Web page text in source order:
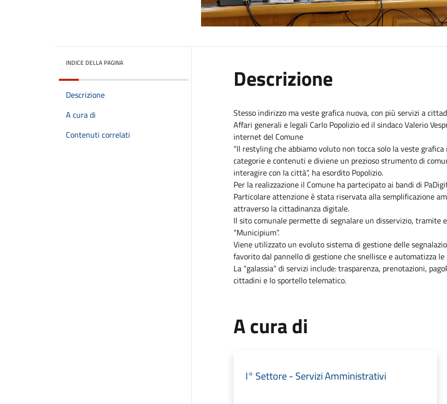
INDICE DELLA PAGINA
Descrizione
A cura di
Contenuti correlati
Descrizione
Stesso indirizzo ma veste grafica nuova, con più servizi a
Affari generali e legali Carlo Popolizio ed il sindaco Valerio
internet del Comune
“Il restyling che abbiamo voluto non tocca solo la veste
categorie e contenuti e diviene un prezioso strumento di
interagire con la città”, ha esordito Popolizio.
Per la realizzazione il Comune ha partecipato ai bandi di
Particolare attenzione è stata riservata alla semplificazione
attraverso la cittadinanza digitale.
Il sito comunale permette di segnalare un disservizio, tramite
“Municipium”.
Viene utilizzato un evoluto sistema di gestione delle
favorito dal pannello di gestione che snellisce e automatizza
La “galassia” di servizi include: trasparenza, prenotazioni,
cittadini e lo sportello telematico.
A cura di
I° Settore - Servizi Amministrativi